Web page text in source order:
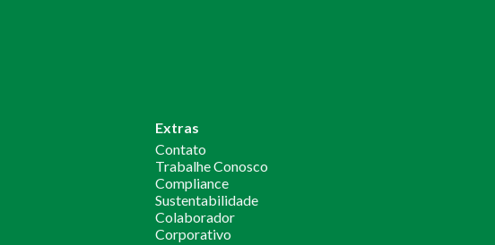
Extras
Contato
Trabalhe Conosco
Compliance
Sustentabilidade
Colaborador
Corporativo